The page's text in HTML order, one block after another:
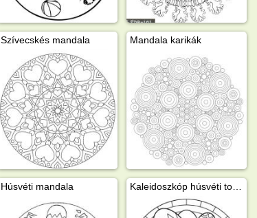
Szívecskés mandala Mandala karikák
Húsvéti mandala Kaleidoszkóp húsvéti tojás